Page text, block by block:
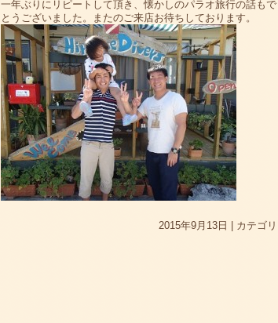
一年ぶりにリピートして頂き、懐かしのパラオ旅行の話も
とうございました。またのご来店お待ちしております。
2015年9月13日 | カテゴ